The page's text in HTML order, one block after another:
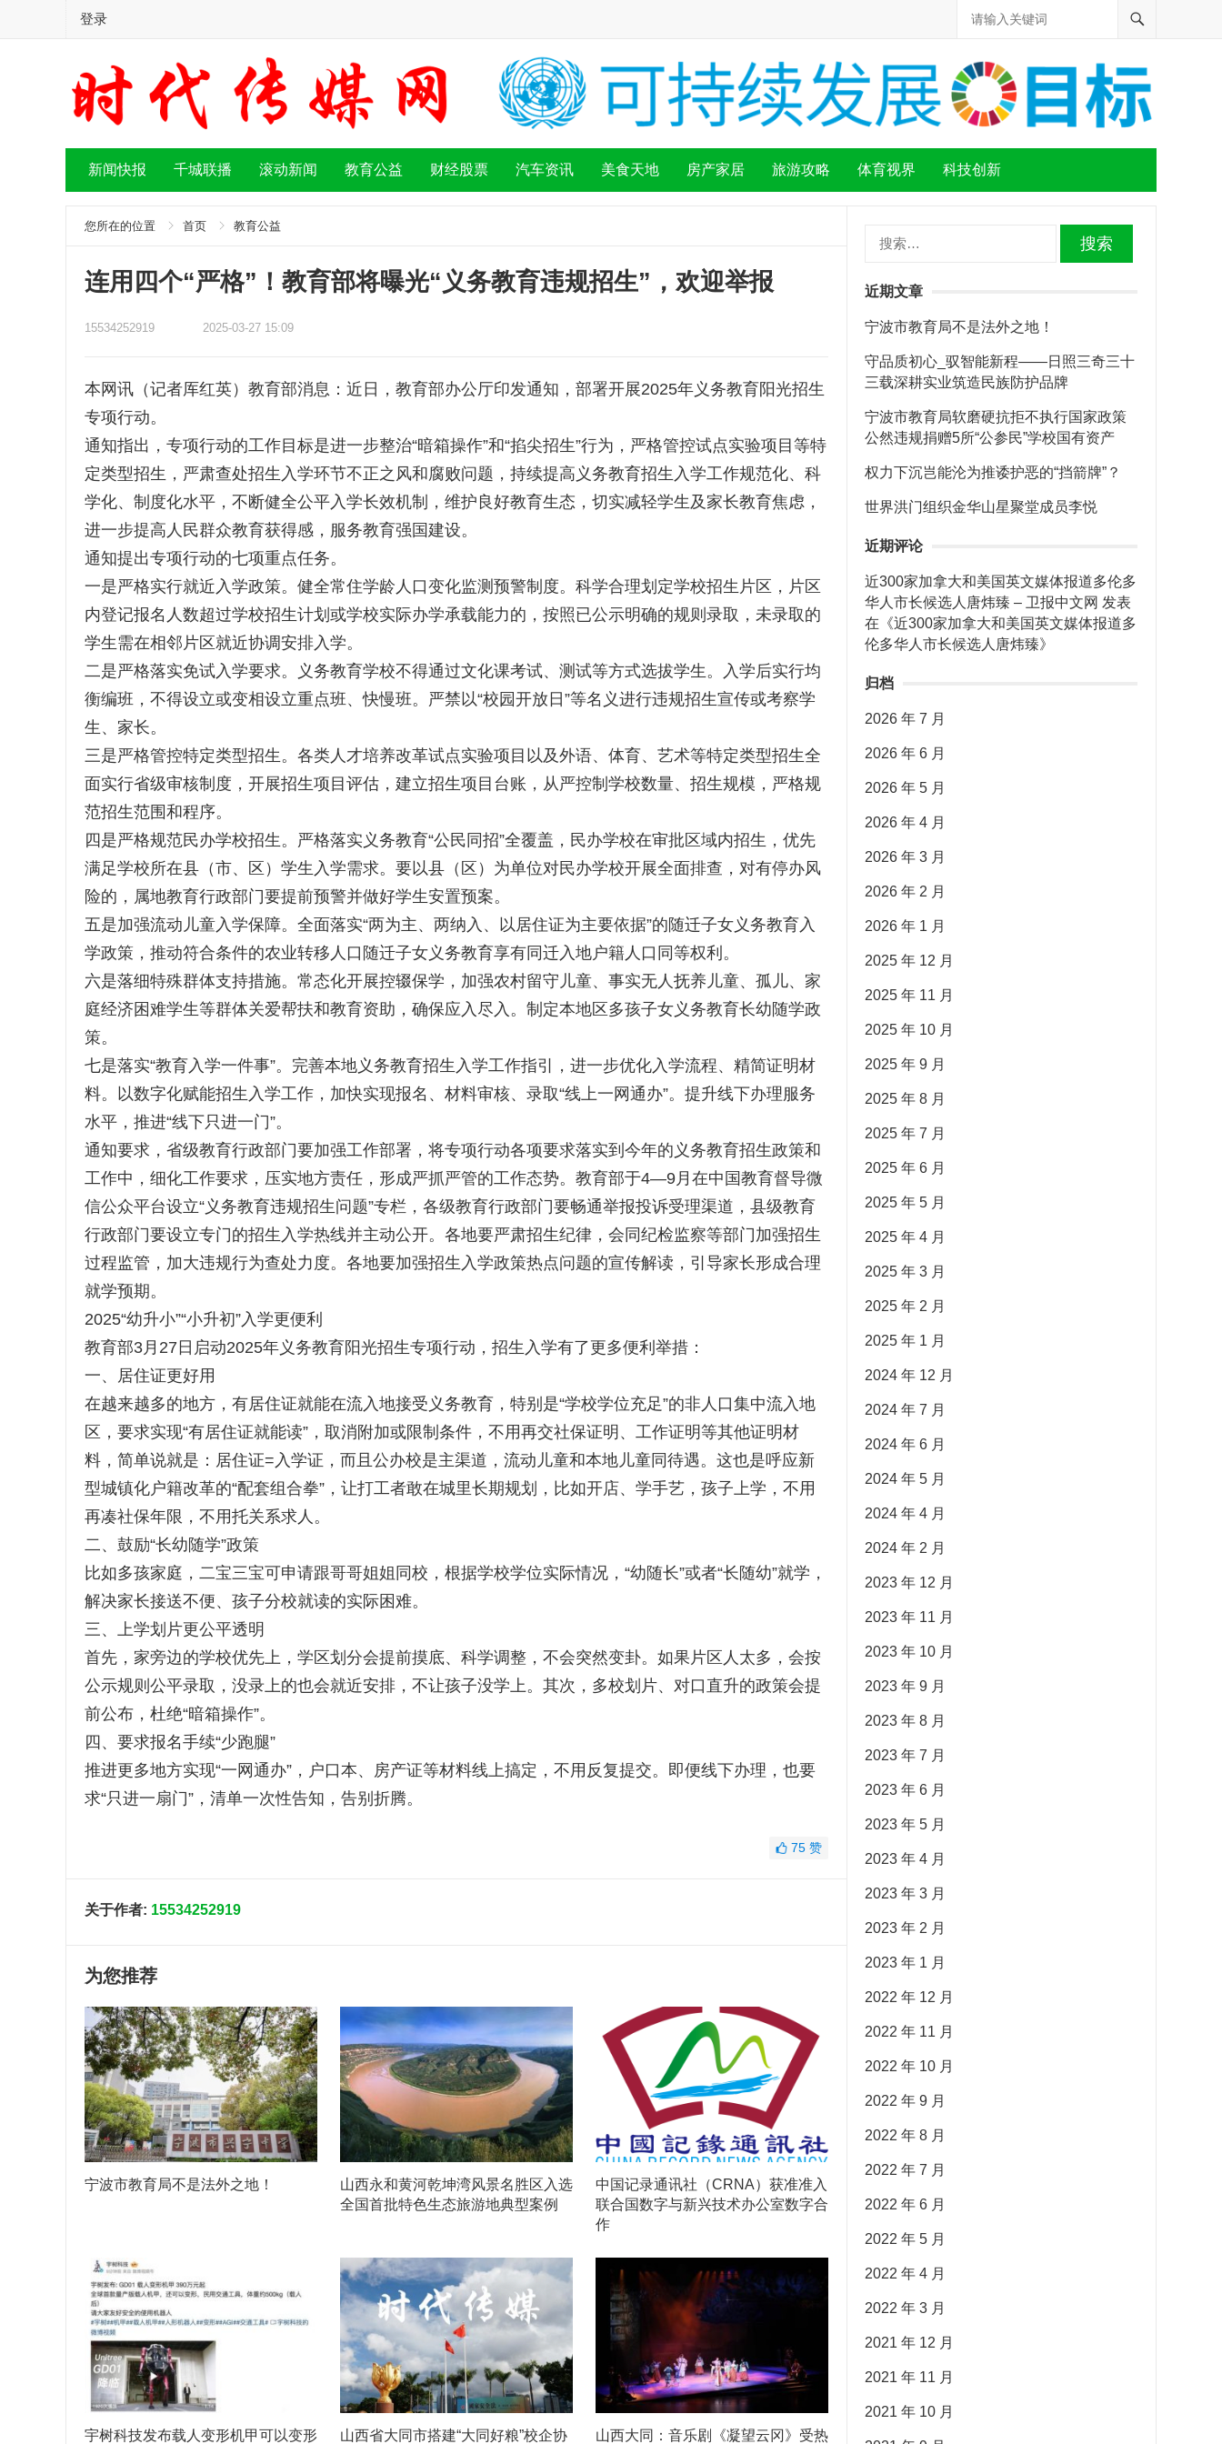
登录
新闻快报 千城联播 滚动新闻 教育公益 财经股票 汽车资讯 美食天地 房产家居 旅游攻略 体育视界 科技创新
您所在的位置 首页 教育公益
连用四个“严格”！教育部将曝光“义务教育违规招生”，欢迎举报
15534252919 2025-03-27 15:09
本网讯（记者厍红英）教育部消息：近日，教育部办公厅印发通知，部署开展2025年义务教育阳光招生
专项行动。
通知指出，专项行动的工作目标是进一步整治“暗箱操作”和“掐尖招生”行为，严格管控试点实验项目等特
定类型招生，严肃查处招生入学环节不正之风和腐败问题，持续提高义务教育招生入学工作规范化、科
学化、制度化水平，不断健全公平入学长效机制，维护良好教育生态，切实减轻学生及家长教育焦虑，
进一步提高人民群众教育获得感，服务教育强国建设。
通知提出专项行动的七项重点任务。
一是严格实行就近入学政策。健全常住学龄人口变化监测预警制度。科学合理划定学校招生片区，片区
内登记报名人数超过学校招生计划或学校实际办学承载能力的，按照已公示明确的规则录取，未录取的
学生需在相邻片区就近协调安排入学。
二是严格落实免试入学要求。义务教育学校不得通过文化课考试、测试等方式选拔学生。入学后实行均
衡编班，不得设立或变相设立重点班、快慢班。严禁以“校园开放日”等名义进行违规招生宣传或考察学
生、家长。
三是严格管控特定类型招生。各类人才培养改革试点实验项目以及外语、体育、艺术等特定类型招生全
面实行省级审核制度，开展招生项目评估，建立招生项目台账，从严控制学校数量、招生规模，严格规
范招生范围和程序。
四是严格规范民办学校招生。严格落实义务教育“公民同招”全覆盖，民办学校在审批区域内招生，优先
满足学校所在县（市、区）学生入学需求。要以县（区）为单位对民办学校开展全面排查，对有停办风
险的，属地教育行政部门要提前预警并做好学生安置预案。
五是加强流动儿童入学保障。全面落实“两为主、两纳入、以居住证为主要依据”的随迁子女义务教育入
学政策，推动符合条件的农业转移人口随迁子女义务教育享有同迁入地户籍人口同等权利。
六是落细特殊群体支持措施。常态化开展控辍保学，加强农村留守儿童、事实无人抚养儿童、孤儿、家
庭经济困难学生等群体关爱帮扶和教育资助，确保应入尽入。制定本地区多孩子女义务教育长幼随学政
策。
七是落实“教育入学一件事”。完善本地义务教育招生入学工作指引，进一步优化入学流程、精简证明材
料。以数字化赋能招生入学工作，加快实现报名、材料审核、录取“线上一网通办”。提升线下办理服务
水平，推进“线下只进一门”。
通知要求，省级教育行政部门要加强工作部署，将专项行动各项要求落实到今年的义务教育招生政策和
工作中，细化工作要求，压实地方责任，形成严抓严管的工作态势。教育部于4—9月在中国教育督导微
信公众平台设立“义务教育违规招生问题”专栏，各级教育行政部门要畅通举报投诉受理渠道，县级教育
行政部门要设立专门的招生入学热线并主动公开。各地要严肃招生纪律，会同纪检监察等部门加强招生
过程监管，加大违规行为查处力度。各地要加强招生入学政策热点问题的宣传解读，引导家长形成合理
就学预期。
2025“幼升小”“小升初”入学更便利
教育部3月27日启动2025年义务教育阳光招生专项行动，招生入学有了更多便利举措：
一、居住证更好用
在越来越多的地方，有居住证就能在流入地接受义务教育，特别是“学校学位充足”的非人口集中流入地
区，要求实现“有居住证就能读”，取消附加或限制条件，不用再交社保证明、工作证明等其他证明材
料，简单说就是：居住证=入学证，而且公办校是主渠道，流动儿童和本地儿童同待遇。这也是呼应新
型城镇化户籍改革的“配套组合拳”，让打工者敢在城里长期规划，比如开店、学手艺，孩子上学，不用
再凑社保年限，不用托关系求人。
二、鼓励“长幼随学”政策
比如多孩家庭，二宝三宝可申请跟哥哥姐姐同校，根据学校学位实际情况，“幼随长”或者“长随幼”就学，
解决家长接送不便、孩子分校就读的实际困难。
三、上学划片更公平透明
首先，家旁边的学校优先上，学区划分会提前摸底、科学调整，不会突然变卦。如果片区人太多，会按
公示规则公平录取，没录上的也会就近安排，不让孩子没学上。其次，多校划片、对口直升的政策会提
前公布，杜绝“暗箱操作”。
四、要求报名手续“少跑腿”
推进更多地方实现“一网通办”，户口本、房产证等材料线上搞定，不用反复提交。即便线下办理，也要
求“只进一扇门”，清单一次性告知，告别折腾。
75 赞
关于作者: 15534252919
为您推荐
宁波市教育局不是法外之地！
山西永和黄河乾坤湾风景名胜区入选
全国首批特色生态旅游地典型案例
中国记录通讯社（CRNA）获准准入
联合国数字与新兴技术办公室数字合
作
宇树科技发布载人变形机甲可以变形 山西省大同市搭建“大同好粮”校企协 山西大同：音乐剧《凝望云冈》受热
近期文章
宁波市教育局不是法外之地！
守品质初心_驭智能新程——日照三奇三十
三载深耕实业筑造民族防护品牌
宁波市教育局软磨硬抗拒不执行国家政策
公然违规捐赠5所“公参民”学校国有资产
权力下沉岂能沦为推诿护恶的“挡箭牌”？
世界洪门组织金华山星聚堂成员李悦
近期评论
近300家加拿大和美国英文媒体报道多伦多
华人市长候选人唐炜臻 – 卫报中文网 发表
在《近300家加拿大和美国英文媒体报道多
伦多华人市长候选人唐炜臻》
归档
2026 年 7 月
2026 年 6 月
2026 年 5 月
2026 年 4 月
2026 年 3 月
2026 年 2 月
2026 年 1 月
2025 年 12 月
2025 年 11 月
2025 年 10 月
2025 年 9 月
2025 年 8 月
2025 年 7 月
2025 年 6 月
2025 年 5 月
2025 年 4 月
2025 年 3 月
2025 年 2 月
2025 年 1 月
2024 年 12 月
2024 年 7 月
2024 年 6 月
2024 年 5 月
2024 年 4 月
2024 年 2 月
2023 年 12 月
2023 年 11 月
2023 年 10 月
2023 年 9 月
2023 年 8 月
2023 年 7 月
2023 年 6 月
2023 年 5 月
2023 年 4 月
2023 年 3 月
2023 年 2 月
2023 年 1 月
2022 年 12 月
2022 年 11 月
2022 年 10 月
2022 年 9 月
2022 年 8 月
2022 年 7 月
2022 年 6 月
2022 年 5 月
2022 年 4 月
2022 年 3 月
2021 年 12 月
2021 年 11 月
2021 年 10 月